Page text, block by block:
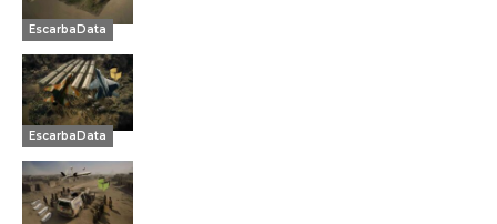
EscarbaData
EscarbaData